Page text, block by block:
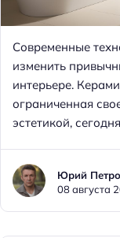
Современные
изменить
интерьере.
ограниченная
эстетикой,
Юрий
08 августа